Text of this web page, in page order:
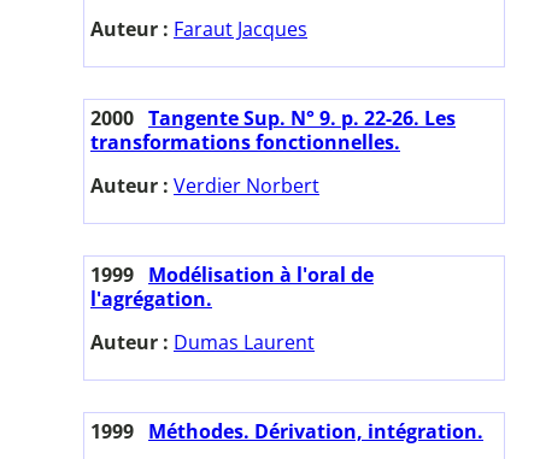
Auteur : Faraut Jacques
2000 Tangente Sup. N° 9. p. 22-26. Les
transformations fonctionnelles.
Auteur : Verdier Norbert
1999 Modélisation à l'oral de
l'agrégation.
Auteur : Dumas Laurent
1999 Méthodes. Dérivation, intégration.